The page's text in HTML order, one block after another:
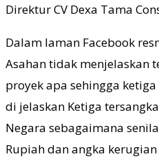
Direktur CV Dexa Tama
Dalam laman Facebook
Asahan tidak menjelaskan
proyek apa sehingga
di jelaskan Ketiga
Negara sebagaimana
Rupiah dan angka